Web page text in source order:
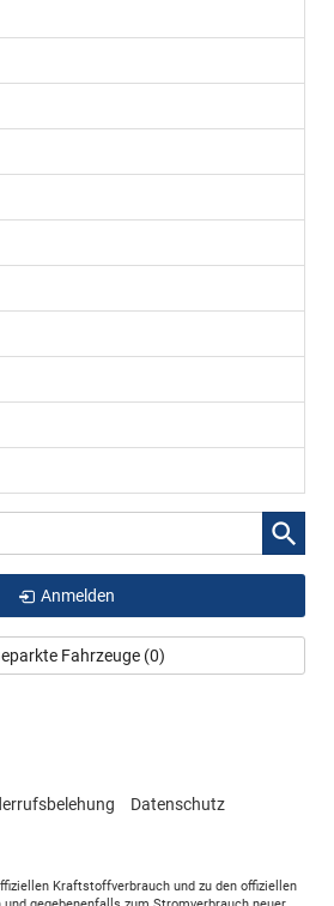
Anmelden
Fahrzeuge (0)
Datenschutz
Kraftstoffverbrauch und zu den offiziellen